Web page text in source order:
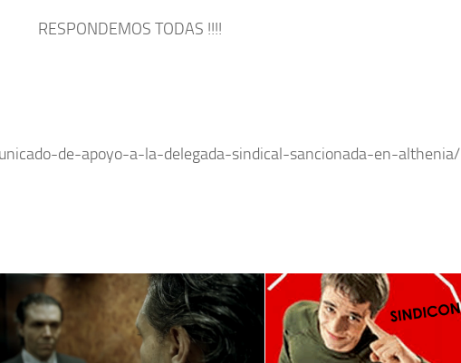
RESPONDEMOS TODAS !!!!
de-apoyo-a-la-delegada-sindical-sancionada-en-althenia/